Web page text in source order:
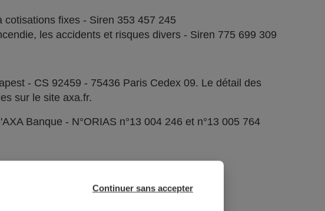
cotisations fixes - Siren 353 457 245
les accidents et risques divers - Siren 775 699 309
- CS 92459 - 75436 Paris Cedex 09. Le détail des
sur le site axa.fr.
Banque - N°ORIAS n°13 004 246 et n°13 005 764
Continuer sans accepter